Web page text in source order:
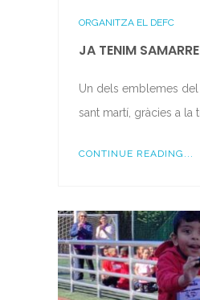
ORGANITZA EL DEFC
JA TENIM
Un dels emblemes del
sant martí, gràcies a la
CONTINUE READING...